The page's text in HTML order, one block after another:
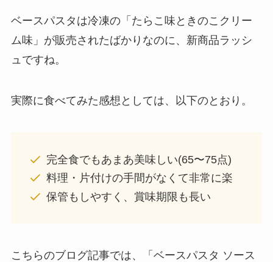
ベースパスタは冷凍の「たらこ味ときのこクリー
ム味」が販売されたばかりなのに、新商品ラッシ
ュですね。
実際に食べてみた感想としては、以下のとおり。
完全食でもあまあ美味しい(65〜75点)
料理・片付けの手間がなくて非常に楽
保管もしやすく、賞味期限も長い
こちらのブログ記事では、「ベースパスタ ソース